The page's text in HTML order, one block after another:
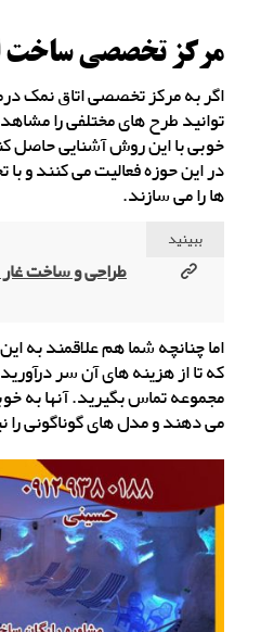
مرکز تخصصی ساخت
اگر به مرکز تخصصی اتاق نمک
توانید طرح های مختلفی را
خوبی با این روش آشنایی حاصل
در این حوزه فعالیت می کنند و با
ها را می سازند.
ببینید
طراحی و ساخت
اما چنانچه شما هم علاقمند به
که تا از هزینه های آن سر
مجموعه تماس بگیرید. آنها به
می دهند و مدل های گوناگونی را